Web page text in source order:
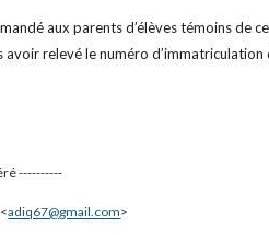
aux parents d’élèves témoins de
relevé le numéro d’immatriculation
----------
<adiq67@gmail.com>